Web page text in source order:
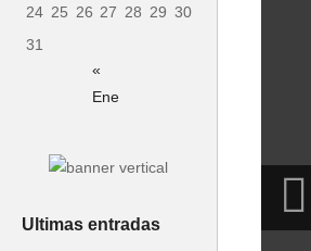
24 25 26 27 28 29 30
31
«
Ene
Ultimas entradas